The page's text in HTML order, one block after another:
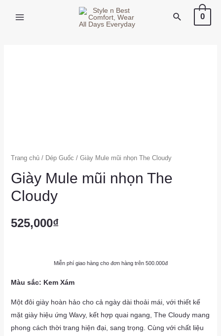
0
Trang chủ/ Dép Guốc / Giày Mule mũi nhọn The Cloudy
Giày Mule mũi nhọn The
Cloudy
525,000₫
Miễn phí giao hàng cho đơn hàng trên 500.000đ
Màu sắc: Kem Xám
Một đôi giày hoàn hảo cho cả ngày dài thoải mái, với thiết kế
mặt giày hiệu ứng Wavy, kết hợp quai ngang, The Cloudy mang
phong cách thời trang hiện đại, sang trọng. Cùng với chất liệu